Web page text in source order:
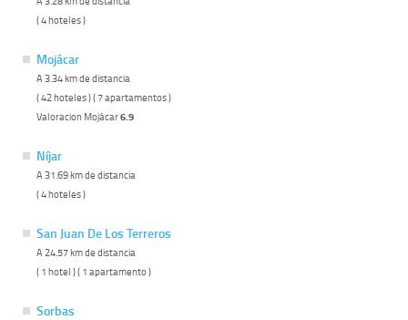
( 4 hoteles )
Mojácar
A 3.34 km de distancia
( 42 hoteles ) ( 7 apartamentos )
Valoracion Mojácar6.9
Níjar
A 31.69 km de distancia
( 4 hoteles )
San Juan De Los Terreros
A 24.57 km de distancia
( 1 hotel ) ( 1 apartamento )
Sorbas